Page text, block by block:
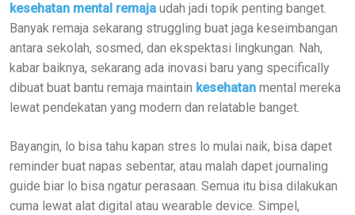
kesehatan mental remaja udah jadi topik penting banget.
Banyak remaja sekarang struggling buat jaga keseimbangan
antara sekolah, sosmed, dan ekspektasi lingkungan. Nah,
kabar baiknya, sekarang ada inovasi baru yang specifically
dibuat buat bantu remaja maintain kesehatan mental mereka
lewat pendekatan yang modern dan relatable banget.
Bayangin, lo bisa tahu kapan stres lo mulai naik, bisa dapet
reminder buat napas sebentar, atau malah dapet journaling
guide biar lo bisa ngatur perasaan. Semua itu bisa dilakukan
cuma lewat alat digital atau wearable device. Simpel,